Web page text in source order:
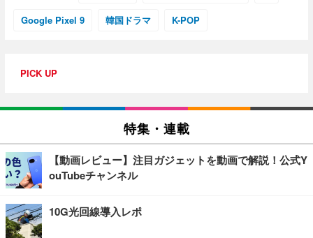
Google Pixel 9 韓国ドラマ K-POP
PICK UP
特集・連載
【動画レビュー】注目ガジェットを動画で解説！公式Y
ouTubeチャンネル
10G光回線導入レポ